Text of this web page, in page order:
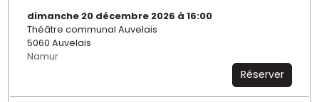
dimanche 20 décembre 2026 à 16:00
Théâtre communal Auvelais
5060 Auvelais
Namur
Réserver